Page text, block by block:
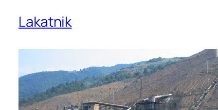
Lakatnik